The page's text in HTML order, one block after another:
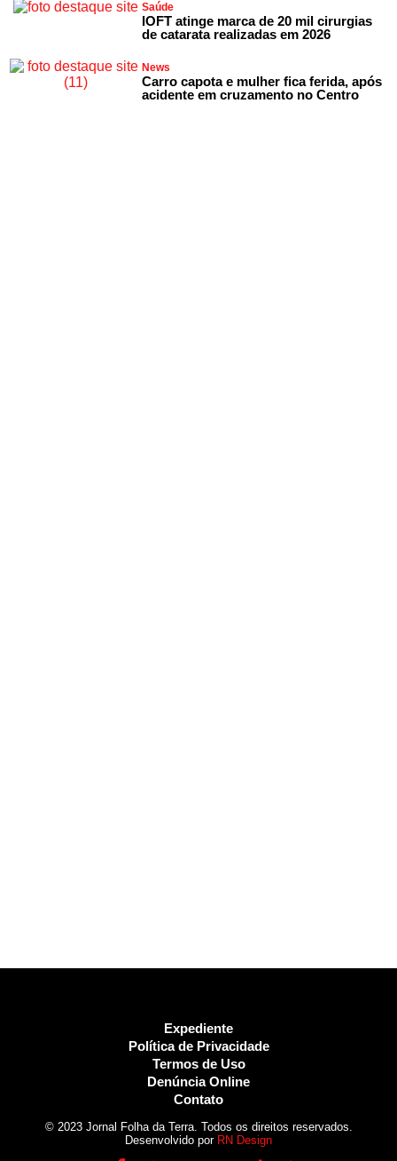
Saúde
IOFT atinge marca de 20 mil cirurgias
de catarata realizadas em 2026
News
Carro capota e mulher fica ferida, após
acidente em cruzamento no Centro
Expediente
Política de Privacidade
Termos de Uso
Denúncia Online
Contato
© 2023 Jornal Folha da Terra. Todos os direitos reservados.
Desenvolvido por RN Design